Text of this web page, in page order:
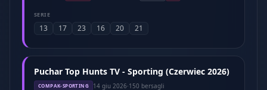
SERIE
13 17 23 16 20 21
Puchar Top Hunts TV - Sporting (Czerwiec 2026)
COMPAK-SPORTING 14 giu 2026·150 bersagli